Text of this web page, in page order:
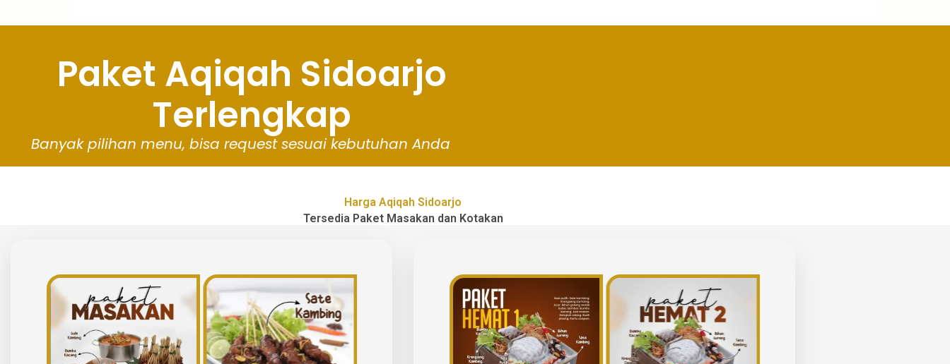
Paket Aqiqah Sidoarjo
Terlengkap
Banyak pilihan menu, bisa requestsesuaikebutuhanAnda
Harga Aqiqah Sidoarjo
Tersedia Paket Masakan dan Kotakan